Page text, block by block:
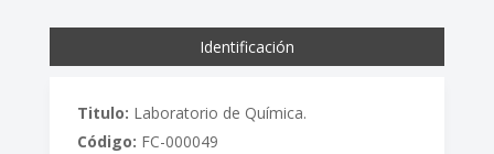
Identificación
Titulo: Laboratorio de Química.
Código: FC-000049